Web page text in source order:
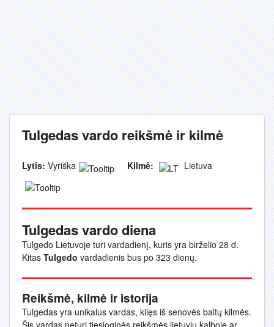
Tulgedas vardo reikšmė ir kilmė
Lytis: Vyriška Kilmė: Lietuva
Tulgedas vardo diena
Tulgedo Lietuvoje turi vardadienį, kuris yra birželio 28 d.
Kitas Tulgedo vardadienis bus po 323 dienų.
Reikšmė, kilmė ir istorija
Tulgedas yra unikalus vardas, kilęs iš senovės baltų kilmės.
Šis vardas neturi tiesioginės reikšmės lietuvių kalboje ar